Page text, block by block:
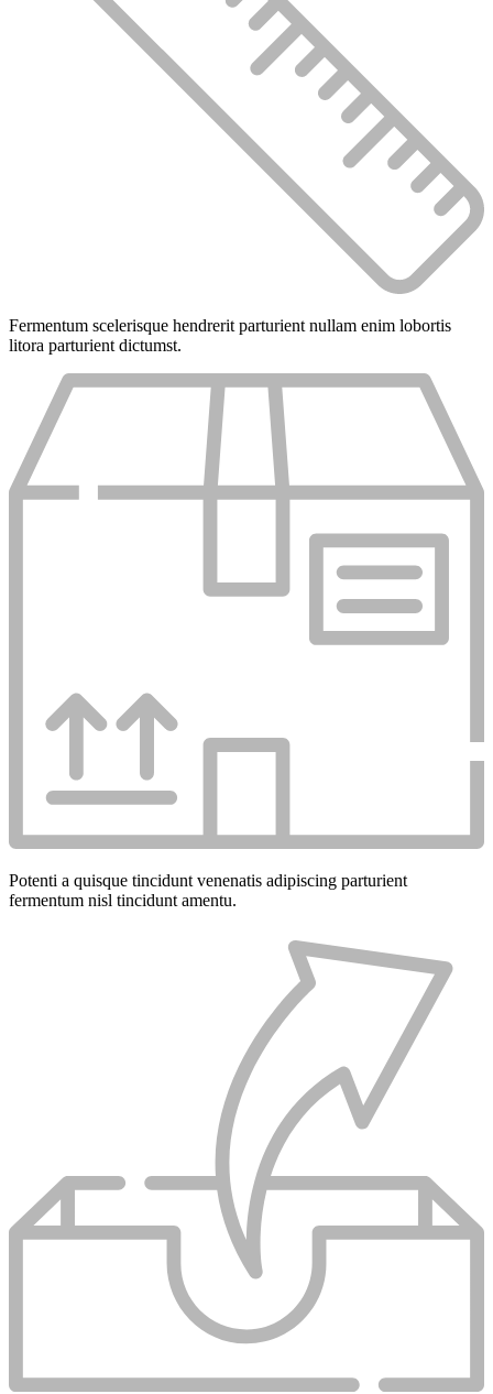
Fermentum scelerisque hendrerit parturient nullam enim lobortis
litora parturient dictumst.
Potenti a quisque tincidunt venenatis adipiscing parturient
fermentum nisl tinciduntamentu.